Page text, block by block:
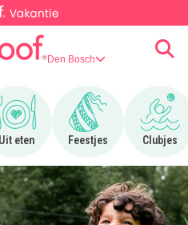
Den Bosch
Uit eten
Ga naar Uit eten
Feestjes
Ga naar Feestjes
Clubjes
Ga